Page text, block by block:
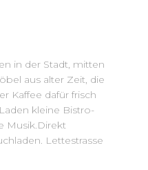
in der Stadt, mitten
aus alter Zeit, die
Kaffee dafür frisch
kleine Bistro-
Musik.Direkt
Lettestrasse